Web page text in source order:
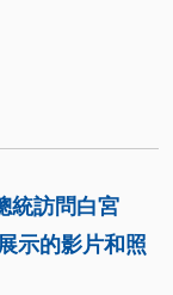
統訪問白宮
示的影片和照